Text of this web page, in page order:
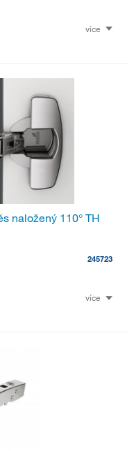
více
naložený 110° TH
245723
více